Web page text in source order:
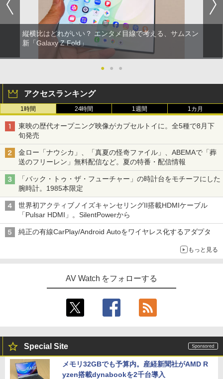
縦横比はどれがいい？ エンタメ目線で考える、サムスン
新「Galaxy Z Fold」
● ● ●
アクセスランキング
1時間 24時間 1週間 1カ月
東映の歴代オープニング映像がカプセルトイに。全5種で8月下
旬発売
金ロー「ナウシカ」、「真夏の怪奇ファイル」、ABEMAで「葬
送のフリーレン」無料配信など。夏の特番・配信情報
「バック・トゥ・ザ・フューチャー」の時計台をモチーフにした
腕時計。1985本限定
世界初アクティブノイズキャンセリングII搭載HDMIケーブル
「Pulsar HDMI」。SilentPowerから
純正の有線CarPlay/Android Autoをワイヤレス化するアダプタ
もっと見る
AV Watch をフォローする
Special Site
メモリ32GBでも予算内。産経新聞社がAMD R
yzen搭載dynabookを2千台導入